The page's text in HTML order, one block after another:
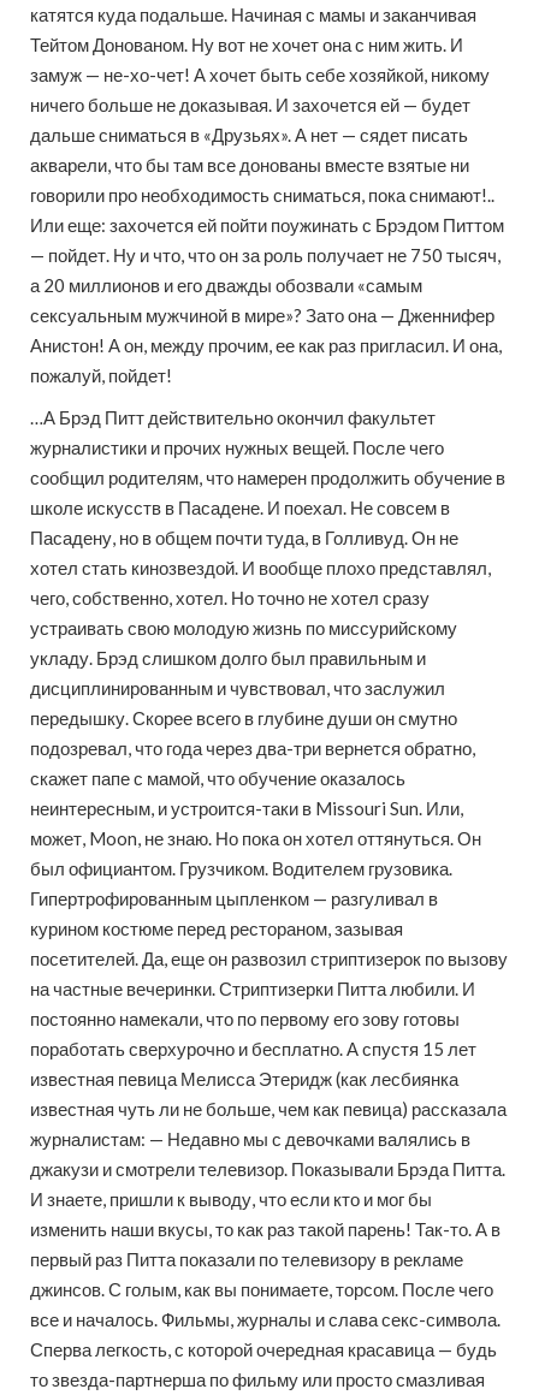
катятся куда подальше. Начиная с мамы и заканчивая
Тейтом Донованом. Ну вот не хочет она с ним жить. И
замуж — не-хо-чет! А хочет быть себе хозяйкой, никому
ничего больше не доказывая. И захочется ей — будет
дальше сниматься в «Друзьях». А нет — сядет писать
акварели, что бы там все донованы вместе взятые ни
говорили про необходимость сниматься, пока снимают!..
Или еще: захочется ей пойти поужинать с Брэдом Питтом
— пойдет. Ну и что, что он за роль получает не 750 тысяч,
а 20 миллионов и его дважды обозвали «самым
сексуальным мужчиной в мире»? Зато она — Дженнифер
Анистон! А он, между прочим, ее как раз пригласил. И она,
пожалуй, пойдет!
…А Брэд Питт действительно окончил факультет
журналистики и прочих нужных вещей. После чего
сообщил родителям, что намерен продолжить обучение в
школе искусств в Пасадене. И поехал. Не совсем в
Пасадену, но в общем почти туда, в Голливуд. Он не
хотел стать кинозвездой. И вообще плохо представлял,
чего, собственно, хотел. Но точно не хотел сразу
устраивать свою молодую жизнь по миссурийскому
укладу. Брэд слишком долго был правильным и
дисциплинированным и чувствовал, что заслужил
передышку. Скорее всего в глубине души он смутно
подозревал, что года через два-три вернется обратно,
скажет папе с мамой, что обучение оказалось
неинтересным, и устроится-таки в Missouri Sun. Или,
может, Moon, не знаю. Но пока он хотел оттянуться. Он
был официантом. Грузчиком. Водителем грузовика.
Гипертрофированным цыпленком — разгуливал в
курином костюме перед рестораном, зазывая
посетителей. Да, еще он развозил стриптизерок по вызову
на частные вечеринки. Стриптизерки Питта любили. И
постоянно намекали, что по первому его зову готовы
поработать сверхурочно и бесплатно. А спустя 15 лет
известная певица Мелисса Этеридж (как лесбиянка
известная чуть ли не больше, чем как певица) рассказала
журналистам: — Недавно мы с девочками валялись в
джакузи и смотрели телевизор. Показывали Брэда Питта.
И знаете, пришли к выводу, что если кто и мог бы
изменить наши вкусы, то как раз такой парень! Так-то. А в
первый раз Питта показали по телевизору в рекламе
джинсов. С голым, как вы понимаете, торсом. После чего
все и началось. Фильмы, журналы и слава секс-символа.
Сперва легкость, с которой очередная красавица — будь
то звезда-партнерша по фильму или просто смазливая